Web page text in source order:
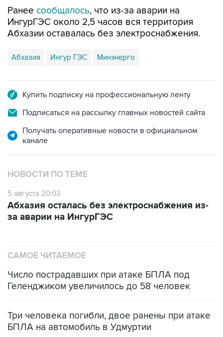
Ранее сообщалось, что из-за аварии на
ИнгурГЭС около 2,5 часов вся территория
Абхазии оставалась без электроснабжения.
Абхазия Ингур ГЭС Минэнерго
Купить подписку на профессиональную ленту
Подписаться на рассылку главных новостей сайта
Получать оперативные новости в официальном
канале
НОВОСТИ ПО ТЕМЕ
5 августа 20:03
Абхазия осталась без электроснабжения из-
за аварии на ИнгурГЭС
САМОЕ ЧИТАЕМОЕ
Число пострадавших при атаке БПЛА под
Геленджиком увеличилось до 58 человек
Три человека погибли, двое ранены при атаке
БПЛА на автомобиль в Удмуртии